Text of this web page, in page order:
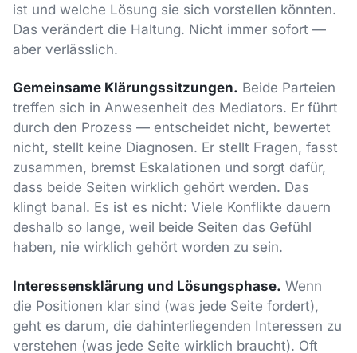
ist und welche Lösung sie sich vorstellen könnten.
Das verändert die Haltung. Nicht immer sofort —
aber verlässlich.
Gemeinsame Klärungssitzungen. Beide Parteien
treffen sich in Anwesenheit des Mediators. Er führt
durch den Prozess — entscheidet nicht, bewertet
nicht, stellt keine Diagnosen. Er stellt Fragen, fasst
zusammen, bremst Eskalationen und sorgt dafür,
dass beide Seiten wirklich gehört werden. Das
klingt banal. Es ist es nicht: Viele Konflikte dauern
deshalb so lange, weil beide Seiten das Gefühl
haben, nie wirklich gehört worden zu sein.
Interessensklärung und Lösungsphase. Wenn
die Positionen klar sind (was jede Seite fordert),
geht es darum, die dahinterliegenden Interessen zu
verstehen (was jede Seite wirklich braucht). Oft